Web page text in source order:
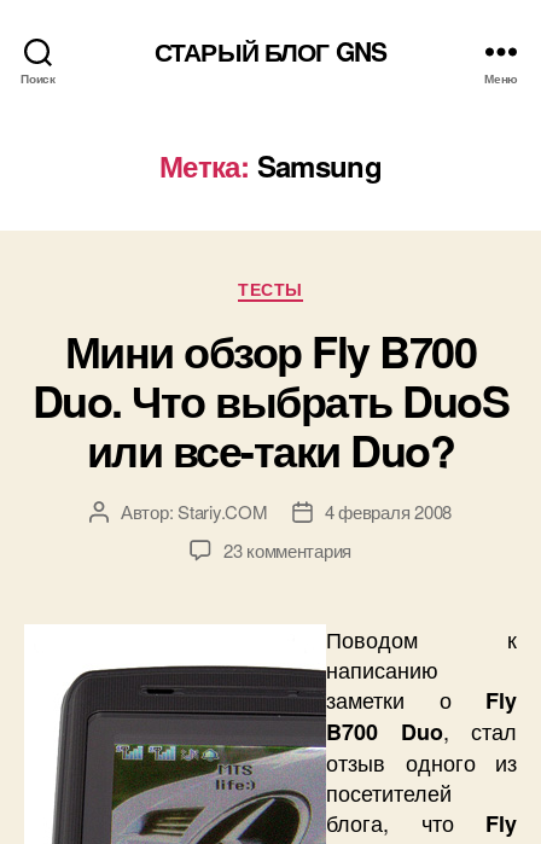
Поиск
СТАРЫЙ БЛОГ GNS
Меню
Метка: Samsung
Рубрики
ТЕСТЫ
Мини обзор Fly B700
Duo. Что выбрать DuoS
или все-таки Duo?
АвторАвтор:Stariy.COM
Дата4 февраля 2008
23 комментария
Fly
B700
Duo.
Что
выбрать
DuoS
или
Поводом к
написанию
заметки о Fly
B700 Duo, стал
отзыв одного из
посетителей
блога, что Fly